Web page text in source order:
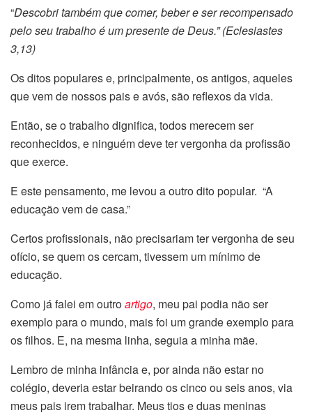
“Descobri também que comer, beber e ser recompensado
pelo seu trabalho é um presente de Deus.” (Eclesiastes
3,13)
Os ditos populares e, principalmente, os antigos, aqueles
que vem de nossos pais e avós, são reflexos da vida.
Então, se o trabalho dignifica, todos merecem ser
reconhecidos, e ninguém deve ter vergonha da profissão
que exerce.
E este pensamento, me levou a outro dito popular. “A
educação vem de casa.”
Certos profissionais, não precisariam ter vergonha de seu
ofício, se quem os cercam, tivessem um mínimo de
educação.
Como já falei em outroartigo, meu pai podia não ser
exemplo para o mundo, mais foi um grande exemplo para
os filhos. E, na mesma linha, seguia a minha mãe.
Lembro de minha infância e, por ainda não estar no
colégio, deveria estar beirando os cinco ou seis anos, via
meus pais irem trabalhar. Meus tios e duas meninas